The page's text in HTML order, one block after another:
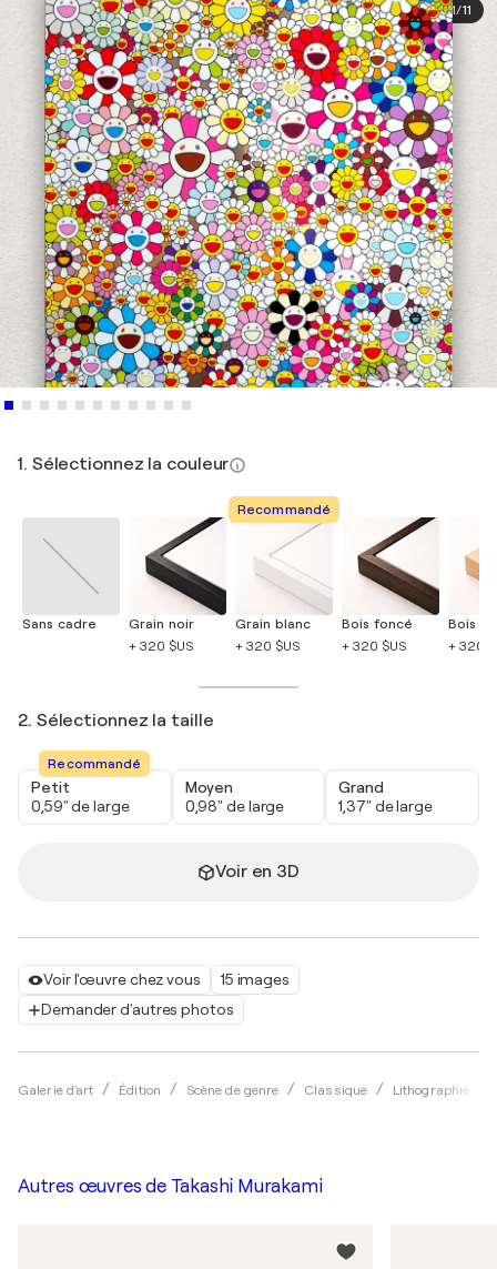
Voir l'œuvre chez vous
15 images
Demander d'autres photos
Galerie d'art Édition Scène de genre Classique Lithographie
1/11
1. Sélectionnez la couleur
Sans cadre
Grain noir
+ 320 $US
Recommandé
Grain blanc
+ 320 $US
Bois foncé
+ 320 $US
Bois
+ 320
2. Sélectionnez la taille
Recommandé
Petit
0,59" de large
Moyen
0,98" de large
Grand
1,37" de large
Voir en 3D
Autres œuvres de Takashi Murakami